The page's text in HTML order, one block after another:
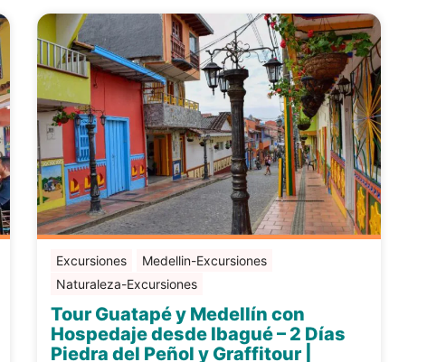
Excursiones
Medellin-Excursiones
Naturaleza-Excursiones
Tour Guatapé y Medellín con
Hospedaje desde Ibagué – 2 Días
Piedra del Peñol y Graffitour |